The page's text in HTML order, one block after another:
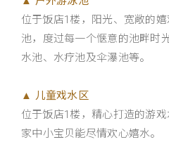
位于饭店1楼，阳光、宽敞的
池，度过每一个惬意的池畔时
水池、水疗池及伞瀑池等。
▲ 儿童戏水区
位于饭店1楼，精心打造的游
家中小宝贝能尽情欢心嬉水。